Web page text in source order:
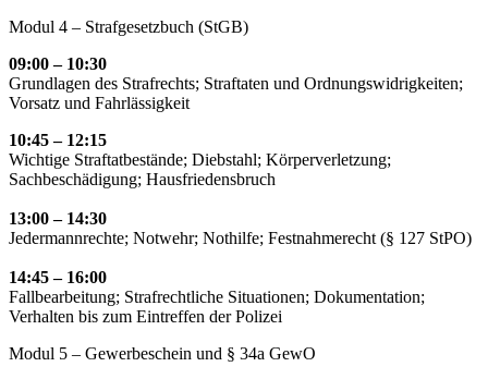
Modul 4 – Strafgesetzbuch (StGB)
09:00 – 10:30
Grundlagen des Strafrechts; Straftaten und Ordnungswidrigkeiten;
Vorsatz und Fahrlässigkeit
10:45 – 12:15
Wichtige Straftatbestände; Diebstahl; Körperverletzung;
Sachbeschädigung; Hausfriedensbruch
13:00 – 14:30
Jedermannrechte; Notwehr; Nothilfe; Festnahmerecht (§ 127 StPO)
14:45 – 16:00
Fallbearbeitung; Strafrechtliche Situationen; Dokumentation;
Verhalten bis zum Eintreffen der Polizei
Modul 5 – Gewerbeschein und § 34a GewO